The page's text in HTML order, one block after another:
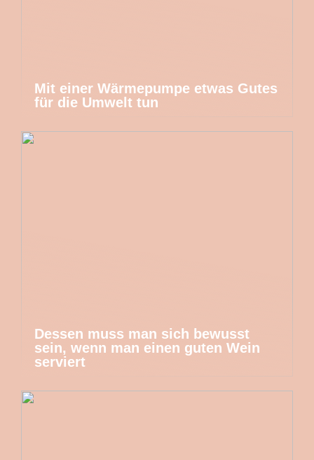
Mit einer Wärmepumpe etwas Gutes
für die Umwelt tun
Dessen muss man sich bewusst
sein, wenn man einen guten Wein
serviert